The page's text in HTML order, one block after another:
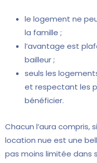
le logement ne
la famille ;
l’avantage est
bailleur ;
seuls les
et respectant les
bénéficier.
Chacun l’aura compris,
location nue est une
pas moins limitée dans